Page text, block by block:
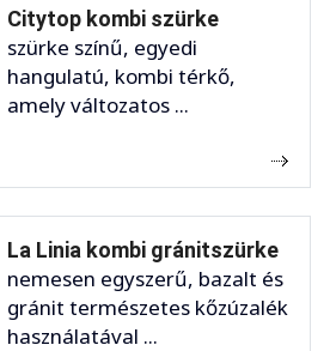
Citytop kombi szürke
szürke színű, egyedi
hangulatú, kombi térkő,
amely változatos ...
La Linia kombi gránitszürke
nemesen egyszerű, bazalt és
gránit természetes kőzúzalék
használatával ...